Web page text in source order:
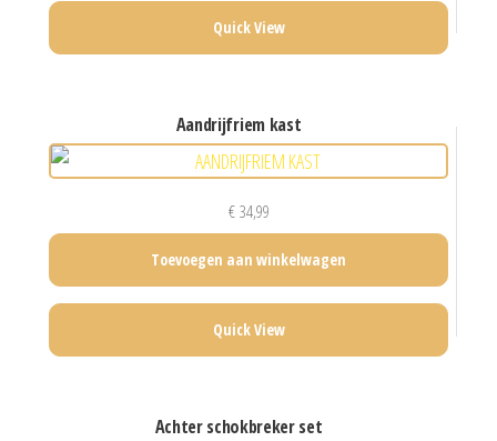
Quick View
aandrijfriem kast
€34,99
Toevoegen aan winkelwagen
Quick View
achter schokbreker set